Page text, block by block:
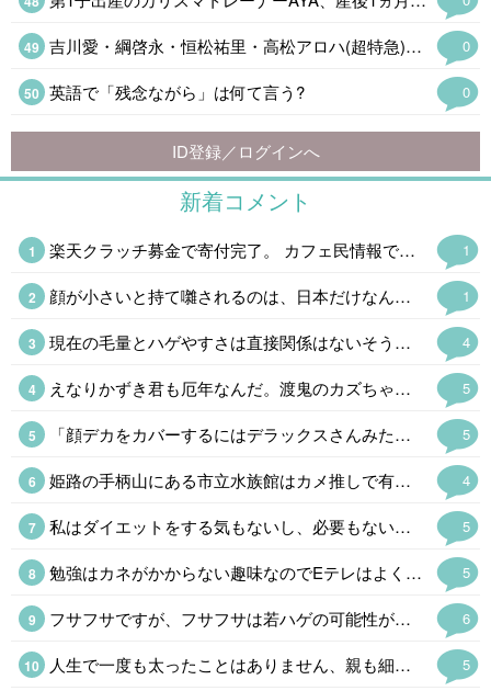
0
吉川愛・綱啓永・恒松祐里・高松アロハ(超特急)、仲良くなったきっかけのアニメとは「個性があるアニメね」
0
英語で「残念ながら」は何て言う?
ID登録／ログインへ
新着コメント
1
楽天クラッチ募金で寄付完了。 カフェ民情報で、熊本県のホームページから義援金を送れる事を知ったけど、期限切れ間近のポイントがあったから、今回は楽天ポイントで。
1
顔が小さいと持て囃されるのは、日本だけなんだよね、 平安時代は、顔は大きいというか、下膨れだったり、美人の定義だったのに、いつの間にか小顔にすり替わったよね。
4
現在の毛量とハゲやすさは直接関係はないそうだ。 まあ、昔から丁髷が結えなくなったら出家して坊主というのが王道である。骸骨に毛が生えてたら怖い。
5
えなりかずき君も厄年なんだ。渡鬼のカズちゃんもこれで泉ピン子さんの後釜ができたとファンを期待させた天才だったけどほとんど見ないし。なかなか子役から大人の役者でやってくのも大変なもんだ。
5
「顔デカをカバーするにはデラックスさんみたいに巨体になればいいのだ。」「それは逆効果になる可能性が高いです」AI君はシャレが通じねえなw
4
姫路の手柄山にある市立水族館はカメ推しで有名だけどタッチプールは1980年に日本で初めて設置された。サメやエイ、ナマコやウニというハードルが高そうなやつもいる。姫路の穴場の観光スポットだったけど駅ができてお客さんも増えるかも。昭和の廃墟感がお気に入りだったけどなぁ。
5
私はダイエットをする気もないし、必要もないけど砂糖断ちの結果、1ヶ月に1kgのペースで減っている。とりあえず甘い飲み物をやめるだけでかなり変わってくる。 五穀断ちはやめて全粒粉クラッカーとオーツ麦を主食にしているけど慣れるまでが大変かも。
5
勉強はカネがかからない趣味なのでEテレはよく見る。高校講座は20分くらいだし高齢者にもちょうどいい。サイエンスゼロは毎週録画。オフロスキーはくだらなさにハマっているけど。浮世離れというのも楽でいいのだ。
6
フサフサですが、フサフサは若ハゲの可能性が高いそうで冷や冷やしてますw もしそうなったら、お金で解決しますw
5
人生で一度も太ったことはありません、親も細身なので遺伝でしょうね。 男性の細身は生物として利点とは言えないので、羨ましいと言うのは女性だけです。